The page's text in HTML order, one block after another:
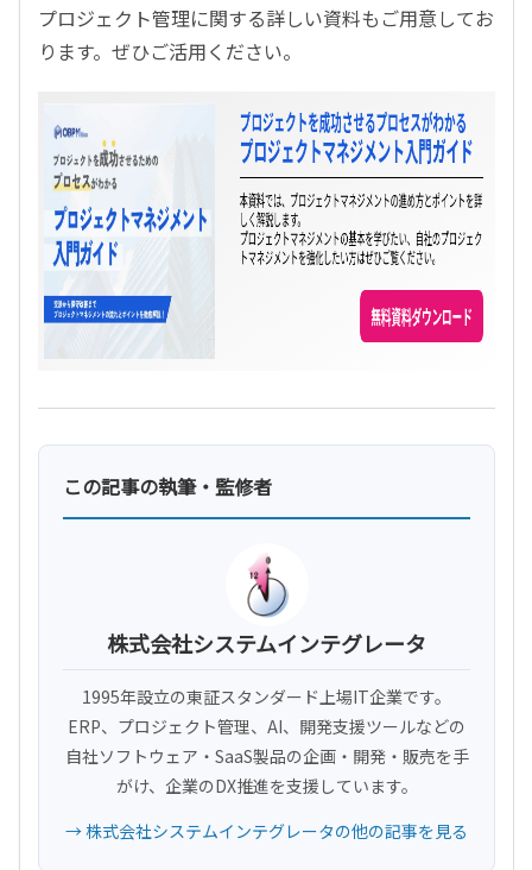
プロジェクト管理に関する詳しい資料もご用意してお
ります。ぜひご活用ください。
この記事の執筆・監修者
株式会社システムインテグレータ
1995年設立の東証スタンダード上場IT企業です。
ERP、プロジェクト管理、AI、開発支援ツールなどの
自社ソフトウェア・SaaS製品の企画・開発・販売を手
がけ、企業のDX推進を支援しています。
→ 株式会社システムインテグレータの他の記事を見る